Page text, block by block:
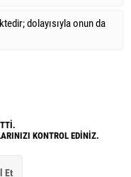
dolayısıyla onun da
KONTROL EDİNİZ.